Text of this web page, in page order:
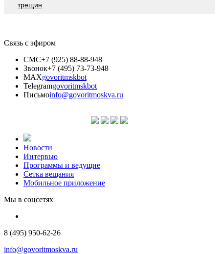
трещин
Связь с эфиром
СМС+7 (925) 88-88-948
Звонок+7 (495) 73-73-948
MAXgovoritmskbot
Telegramgovoritmskbot
Письмоinfo@govoritmoskva.ru
Новости
Интервью
Программы и ведущие
Сетка вещания
Мобильное приложение
Мы в соцсетях
8 (495) 950-62-26
info@govoritmoskva.ru